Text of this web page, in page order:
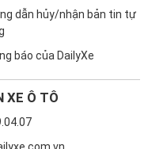
dẫn hủy/nhận bản tin tự
báo của DailyXe
XE Ô TÔ